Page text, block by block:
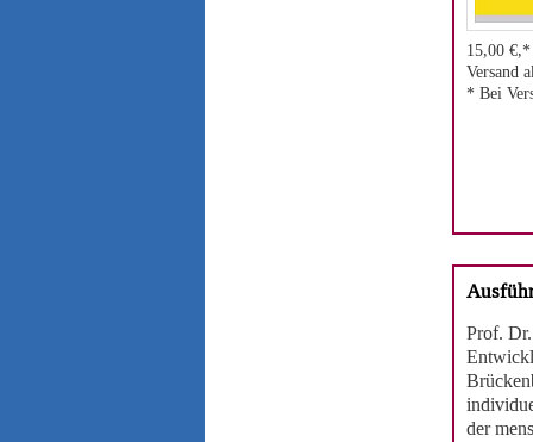
15,00
Versand
* Bei
Prof.
der